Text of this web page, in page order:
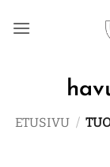
ETUSIVU /